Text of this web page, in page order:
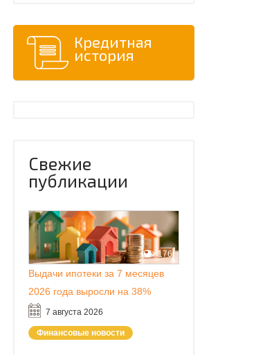
Кредитная
история
Свежие
публикации
Выдачи ипотеки за 7 месяцев
2026 года выросли на 38%
7 августа 2026
176
Финансовые новости